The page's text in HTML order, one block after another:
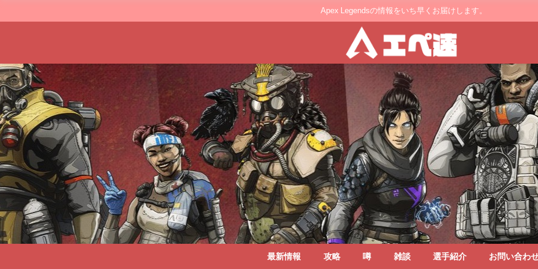
Apex Legendsの情報をいち早くお届けします。
最新情報 攻略 噂 雑談 選手紹介 お問い合わ